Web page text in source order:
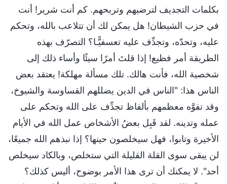
بكلمات التجديف لترضيهم وتربحهم. كم أنت شرير! أنت
في حزب الشيطان! هل يمكن لك أن تتلاعب بالله، وتحكم
عليه، وتحدّه، وتجدِّف عليه تعسفيًّـا؟ التصرّف بهذه
الطريقة أمر فظيع! إذا قلتَ أمرًا سيئًا وأساء ذلك إلى
شخصية الله، فأنت هالك. تلك مسألة مهلكة! يعتقد بعض
الناس هذا: "الناس في الدين يضللهم القساوسة والشيوخ،
وقد تفوَّه معظمهم بألفاظ تجدِّف على الله وتحكم على
عمله وتدينه. لقد قَبِل بعضُ الأشخاص عمل الله في الأيام
الأخيرة وتابوا، فهل سيخلصون حينها؟ إذا نبذهم الله جميعًا،
لن يبقى سوى القلة القليلة التي ستخلص، وبالكاد سيخلص
أحد". لا يمكنك أن ترى هذا الأمر بوضوح، أليس كذلك؟